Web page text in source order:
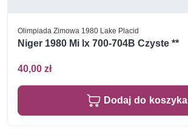
Olimpiada Zimowa 1980 Lake Placid
Niger 1980 Mi lx 700-704B Czyste **
40,00 zł
Dodaj do koszyka